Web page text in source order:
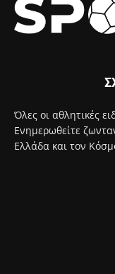
Όλες οι αθλητικές
Ενημερωθείτε
Ελλάδα και τον